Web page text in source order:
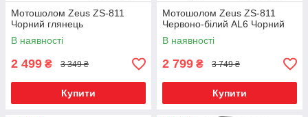
Мотошолом Zeus ZS-811
Чорний глянець
В наявності
2 499 ₴ 3 349 ₴
Купити
Мотошолом Zeus ZS-811
Червоно-білий AL6 Чорний
В наявності
2 799 ₴ 3 749 ₴
Купити